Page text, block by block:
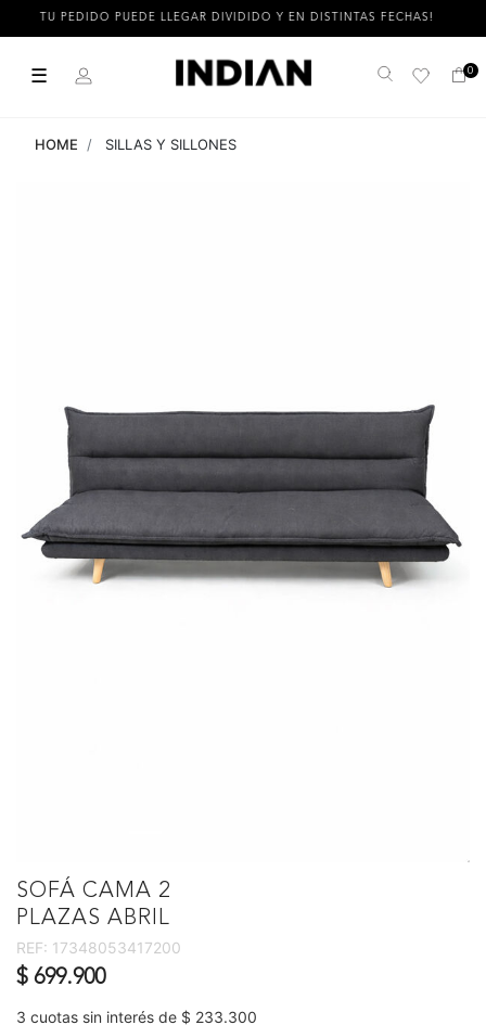
PEDIDO PUEDE LLEGAR DIVIDIDO Y EN DISTINTAS FECHAS!
☰ Buscar 0
HOME SILLAS Y SILLONES
SOFÁ CAMA 2
PLAZAS ABRIL
REF: 17348053417200
$ 699.900
3 cuotas sin interés de $ 233.300